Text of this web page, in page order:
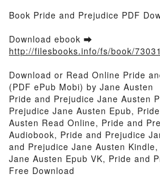
Book Pride and Prejudice PDF
Download ebook ➡
http://filesbooks.info/fs/book/
Download or Read Online Pride
(PDF ePub Mobi) by Jane Austen
Pride and Prejudice Jane Austen
Prejudice Jane Austen Epub,
Austen Read Online, Pride and
Audiobook, Pride and Prejudice
and Prejudice Jane Austen
Jane Austen Epub VK, Pride and
Free Download